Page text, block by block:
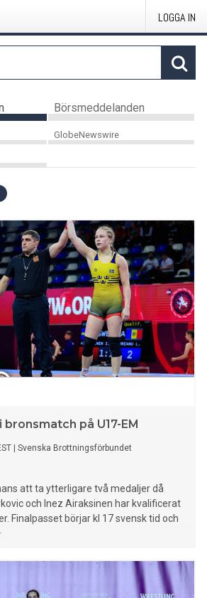
LOGGA IN
Börsmeddelanden
GlobeNewswire
på U17-EM
Svenska Brottningsförbundet
att ta ytterligare två medaljer då
och Inez Airaksinen har kvalificerat
Finalpasset börjar kl 17 svensk tid och